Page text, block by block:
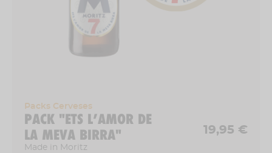
Packs Cerveses
PACK "ETS L’AMOR DE
LA MEVA BIRRA"
Made in Moritz
19,95 €